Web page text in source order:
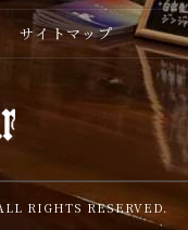
サイトマップ
RIGHTS RESERVED.